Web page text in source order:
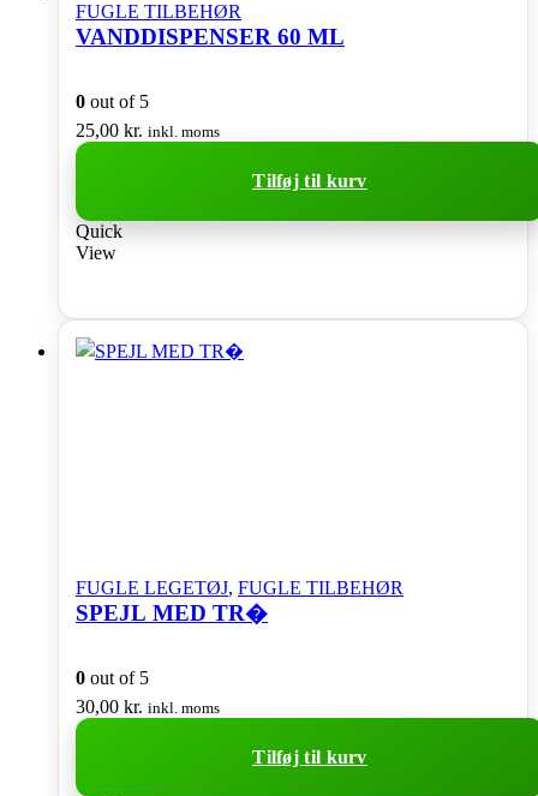
FUGLE TILBEHØR
VANDDISPENSER 60 ML
0 out of 5
25,00 kr. inkl. moms
Tilføj til kurv
Quick
View
FUGLE LEGETØJ, FUGLE TILBEHØR
SPEJL MED TR�
0 out of 5
30,00 kr. inkl. moms
Tilføj til kurv